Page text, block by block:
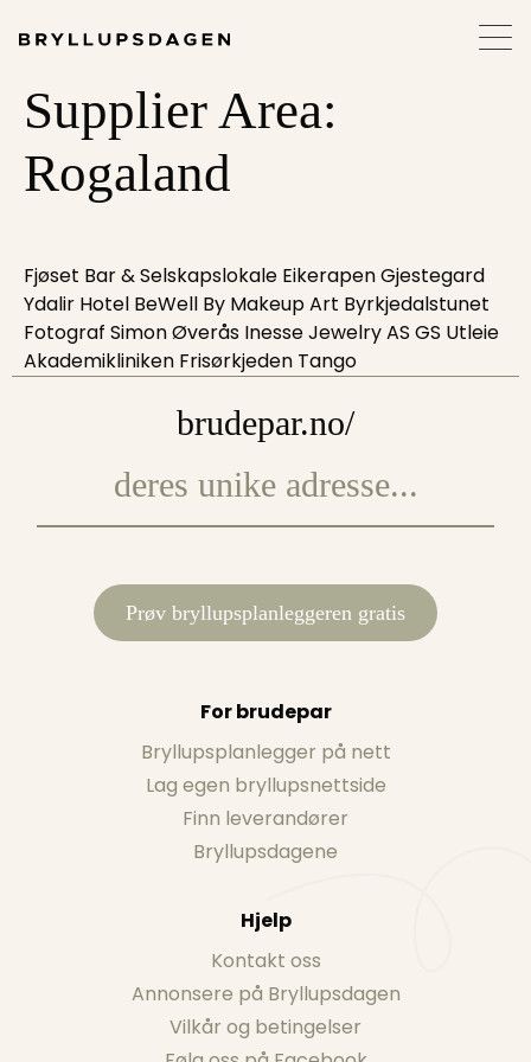
Supplier Area:
Rogaland
Fjøset Bar & Selskapslokale Eikerapen Gjestegard
Ydalir Hotel BeWell By Makeup Art Byrkjedalstunet
Fotograf Simon Øverås Inesse Jewelry AS GS Utleie
Akademikliniken Frisørkjeden Tango
brudepar.no/
Prøv bryllupsplanleggeren gratis
For brudepar
Bryllupsplanlegger på nett
Lag egen bryllupsnettside
Finn leverandører
Bryllupsdagene
Hjelp
Kontakt oss
Annonsere på Bryllupsdagen
Vilkår og betingelser